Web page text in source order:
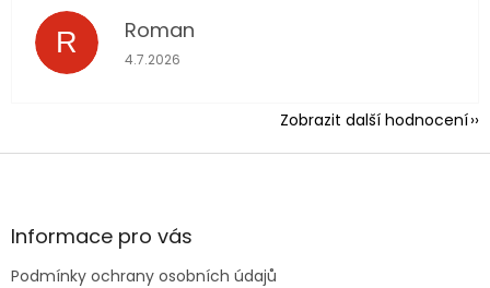
R Roman
Hodnocení obchodu je 5 z 5 hvězdiček.
4.7.2026
Zobrazit další hodnocení
Z
aInformace pro vás
Podmínky ochrany osobních údajů